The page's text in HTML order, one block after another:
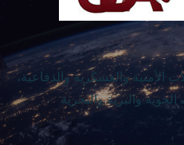
والعسكرية والدفاعية،
والبرية والبحرية